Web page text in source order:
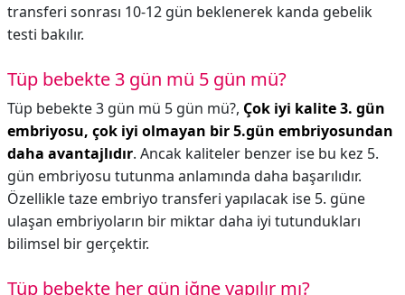
transferi sonrası 10-12 gün beklenerek kanda gebelik
testi bakılır.
Tüp bebekte 3 gün mü 5 gün mü?
Tüp bebekte 3 gün mü 5 gün mü?, Çok iyi kalite 3. gün
embriyosu, çok iyi olmayan bir 5.gün embriyosundan
daha avantajlıdır. Ancak kaliteler benzer ise bu kez 5.
gün embriyosu tutunma anlamında daha başarılıdır.
Özellikle taze embriyo transferi yapılacak ise 5. güne
ulaşan embriyoların bir miktar daha iyi tutundukları
bilimsel bir gerçektir.
Tüp bebekte her gün iğne yapılır mı?